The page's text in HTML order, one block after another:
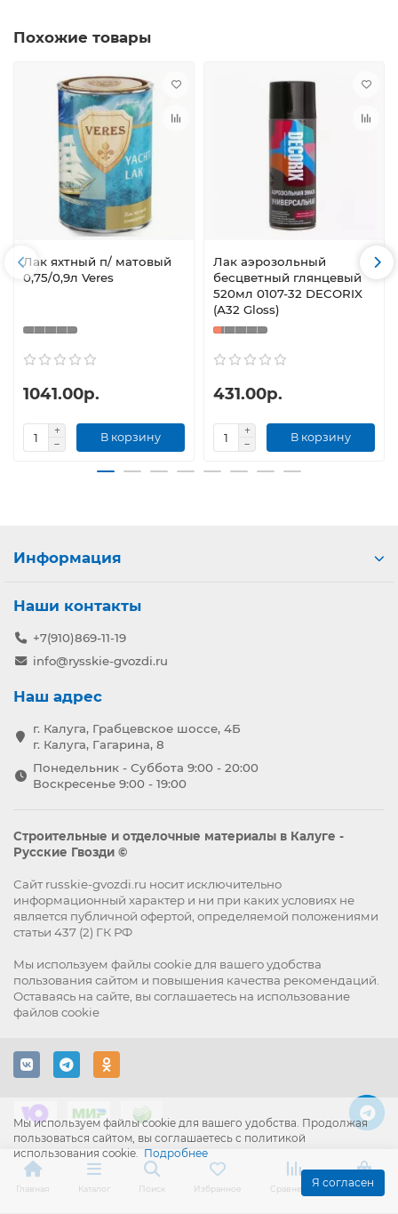
Похожие товары
Лак яхтный п/ матовый
0,75/0,9л Veres
1041.00р.
В корзину
Лак аэрозольный
бесцветный глянцевый
520мл 0107-32 DECORIX
(А32 Gloss)
431.00р.
В корзину
Мы используем файлы cookie для вашего удобства. Продолжая
пользоваться сайтом, вы соглашаетесь с политикой
использования cookie. Подробнее
Я согласен
Информация
Наши контакты
+7(910)869-11-19
info@rysskie-gvozdi.ru
Наш адрес
г. Калуга, Грабцевское шоссе, 4Б
г. Калуга, Гагарина, 8
Понедельник - Суббота 9:00 - 20:00
Воскресенье 9:00 - 19:00
Строительные и отделочные материалы в Калуге -
Русские Гвозди ©
Сайт russkie-gvozdi.ru носит исключительно
информационный характер и ни при каких условиях не
является публичной офертой, определяемой положениями
статьи 437 (2) ГК РФ
Мы используем файлы cookie для вашего удобства
пользования сайтом и повышения качества рекомендаций.
Оставаясь на сайте, вы соглашаетесь на использование
файлов cookie
Главная Каталог Поиск Избранное Сравнение Корзина